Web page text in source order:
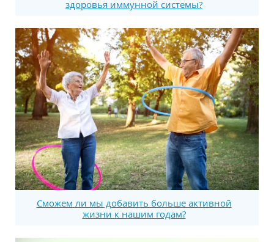
здоровья иммунной системы?
Сможем ли мы добавить больше активной
жизни к нашим годам?